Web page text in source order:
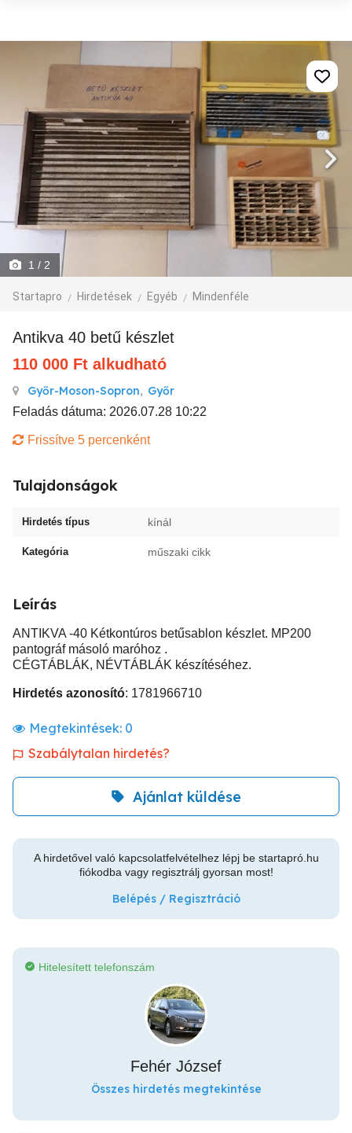
1 / 2
Startapro Hirdetések Egyéb Mindenféle
Antikva 40 betű készlet
110 000 Ft alkudható
Győr-Moson-Sopron, Győr
Feladás dátuma: 2026.07.28 10:22
Frissítve 5 percenként
Tulajdonságok
Hirdetés típus kínál
Kategória műszaki cikk
Leírás
ANTIKVA -40 Kétkontúros betűsablon készlet. MP200
pantográf másoló maróhoz .
CÉGTÁBLÁK, NÉVTÁBLÁK készítéséhez.
Hirdetés azonosító: 1781966710
Megtekintések: 0
Szabálytalan hirdetés?
Ajánlat küldése
A hirdetővel való kapcsolatfelvételhez lépj be startapró.hu
fiókodba vagy regisztrálj gyorsan most!
Belépés / Regisztráció
Hitelesített telefonszám
Fehér József
Összes hirdetés megtekintése